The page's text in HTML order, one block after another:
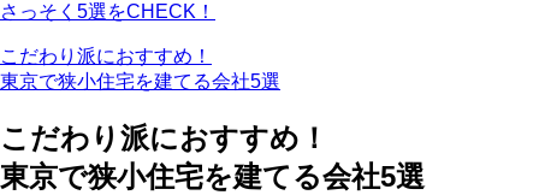
さっそく5選をCHECK！
こだわり派におすすめ！
東京で狭小住宅を建てる会社5選
こだわり派におすすめ！
東京で狭小住宅を建てる会社5選